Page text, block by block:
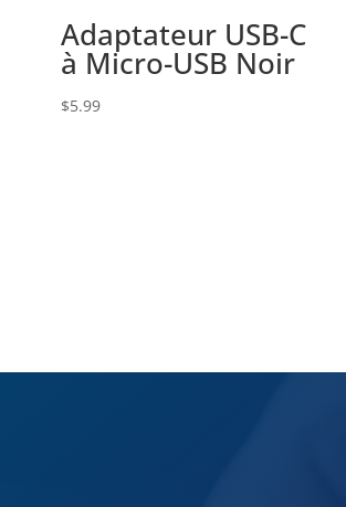
Adaptateur USB-C
à Micro-USB Noir
$5.99